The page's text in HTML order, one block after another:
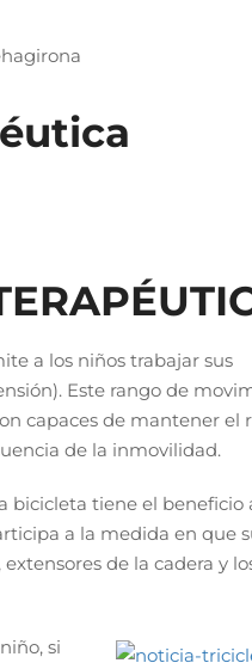
a los niños trabajar sus
Este rango de
capaces de mantener el
de la inmovilidad.
bicicleta tiene el beneficio
a la medida en que
de la cadera y
si